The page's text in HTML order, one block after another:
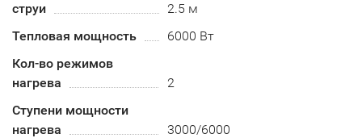
струи
2.5 м
Тепловая мощность
6000 Вт
Кол-во режимов
нагрева
2
Ступени мощности
нагрева
3000/6000